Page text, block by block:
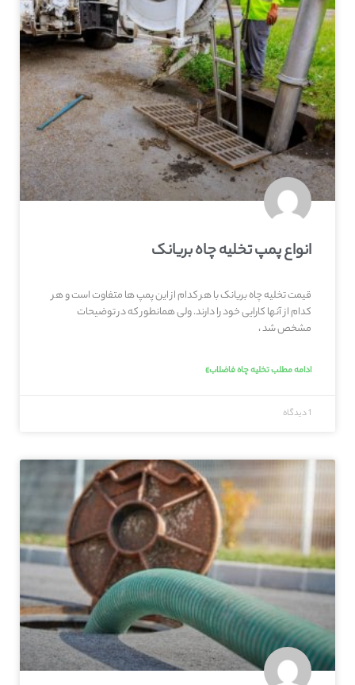
انواع پمپ تخلیه چاه بریانک
قیمت تخلیه چاه بریانک با هر کدام از این پمپ ها متفاوت است و هر
کدام از آنها کارایی خود را دارند. ولی همانطور که در توضیحات
مشخص شد ،
ادامه مطلب تخلیه چاه فاضلاب»
1 دیدگاه